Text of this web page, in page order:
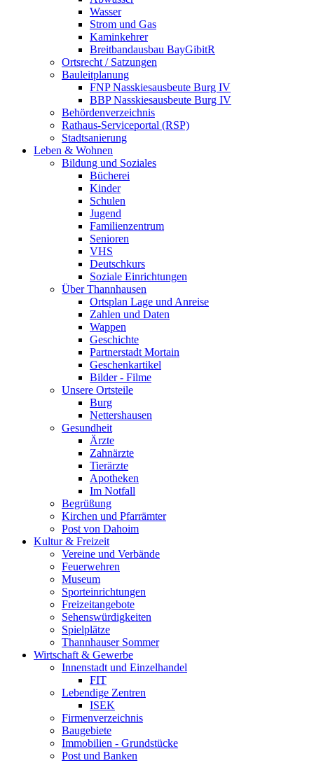
Wasser
Strom und Gas
Kaminkehrer
Breitbandausbau BayGibitR
Ortsrecht / Satzungen
Bauleitplanung
FNP Nasskiesausbeute Burg IV
BBP Nasskiesausbeute Burg IV
Behördenverzeichnis
Rathaus-Serviceportal (RSP)
Stadtsanierung
Leben & Wohnen
Bildung und Soziales
Bücherei
Kinder
Schulen
Jugend
Familienzentrum
Senioren
VHS
Deutschkurs
Soziale Einrichtungen
Über Thannhausen
Ortsplan Lage und Anreise
Zahlen und Daten
Wappen
Geschichte
Partnerstadt Mortain
Geschenkartikel
Bilder - Filme
Unsere Ortsteile
Burg
Nettershausen
Gesundheit
Ärzte
Zahnärzte
Tierärzte
Apotheken
Im Notfall
Begrüßung
Kirchen und Pfarrämter
Post von Dahoim
Kultur & Freizeit
Vereine und Verbände
Feuerwehren
Museum
Sporteinrichtungen
Freizeitangebote
Sehenswürdigkeiten
Spielplätze
Thannhauser Sommer
Wirtschaft & Gewerbe
Innenstadt und Einzelhandel
FIT
Lebendige Zentren
ISEK
Firmenverzeichnis
Baugebiete
Immobilien - Grundstücke
Post und Banken